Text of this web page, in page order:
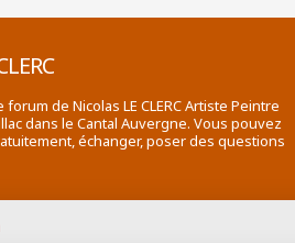
de Nicolas LE CLERC Artiste Peintre
dans le Cantal Auvergne. Vous pouvez
échanger, poser des questions